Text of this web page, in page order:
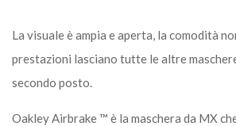
La visuale è ampia e aperta, la comodità
prestazioni lasciano tutte le altre
secondo posto.
Oakley Airbrake ™ è la maschera da MX